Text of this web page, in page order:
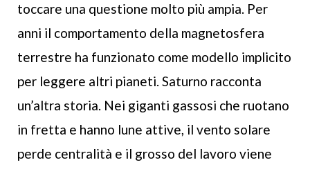
toccare una questione molto più ampia. Per
anni il comportamento della magnetosfera
terrestre ha funzionato come modello implicito
per leggere altri pianeti. Saturno racconta
un’altra storia. Nei giganti gassosi che ruotano
in fretta e hanno lune attive, il vento solare
perde centralità e il grosso del lavoro viene